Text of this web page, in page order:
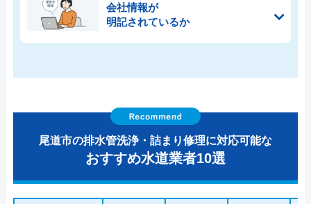
会社情報が
明記されているか
尾道市の排水管洗浄・詰まり修理に対応可能な
おすすめ水道業者10選